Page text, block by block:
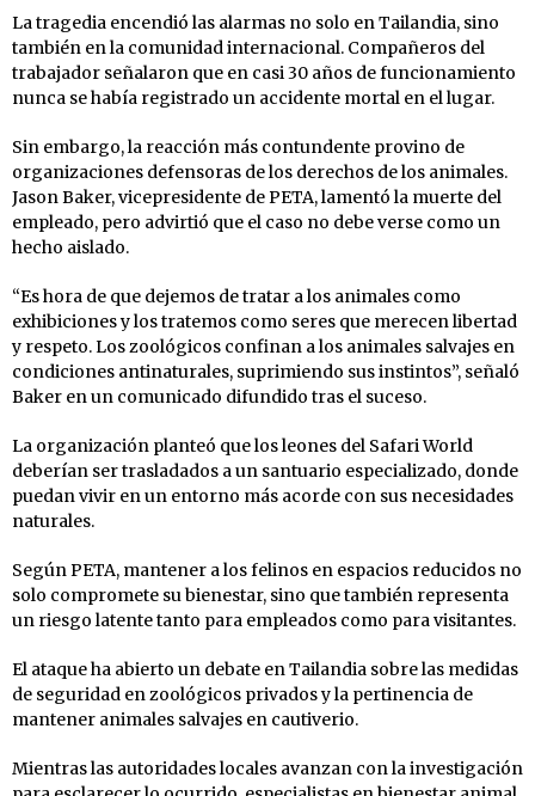
La tragedia encendió las alarmas no solo en Tailandia, sino
también en la comunidad internacional. Compañeros del
trabajador señalaron que en casi 30 años de funcionamiento
nunca se había registrado un accidente mortal en el lugar.
Sin embargo, la reacción más contundente provino de
organizaciones defensoras de los derechos de los animales.
Jason Baker, vicepresidente de PETA, lamentó la muerte del
empleado, pero advirtió que el caso no debe verse como un
hecho aislado.
“Es hora de que dejemos de tratar a los animales como
exhibiciones y los tratemos como seres que merecen libertad
y respeto. Los zoológicos confinan a los animales salvajes en
condiciones antinaturales, suprimiendo sus instintos”, señaló
Baker en un comunicado difundido tras el suceso.
La organización planteó que los leones del Safari World
deberían ser trasladados a un santuario especializado, donde
puedan vivir en un entorno más acorde con sus necesidades
naturales.
Según PETA, mantener a los felinos en espacios reducidos no
solo compromete su bienestar, sino que también representa
un riesgo latente tanto para empleados como para visitantes.
El ataque ha abierto un debate en Tailandia sobre las medidas
de seguridad en zoológicos privados y la pertinencia de
mantener animales salvajes en cautiverio.
Mientras las autoridades locales avanzan con la investigación